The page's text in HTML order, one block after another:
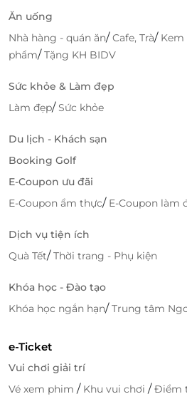
nghi sang trọng. Đến với
không chỉ được tận hưởng
đẳng cấp mà còn được trải
hoàn hảo từ đội ngũ nhân
Khách sạn cung cấp đầy đủ
spa thư giãn,gymhiện đại,hồ
quanvà
kỳ nghỉ của bạn thêm phần
Ăn uống
Nhà hàng - quán ăn/Cafe, Trà/ Kem
phẩm/Tặng KH BIDV
Sức khỏe & Làm đẹp
Làm đẹp/Sức khỏe
Du lịch - Khách sạn
Booking Golf
E-Coupon ưu đãi
E-Coupon ẩm thực/ E-Coupon làm
Dịch vụ tiện ích
Quà Tết/Thời trang - Phụ kiện
Khóa học - Đào tạo
Khóa học ngắn hạn/Trung tâm
e-Ticket
Vui chơi giải trí
Vé xem phim / Khu vui chơi /Điểm